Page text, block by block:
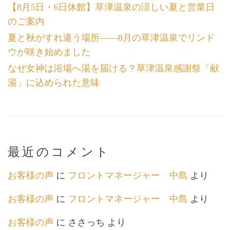
【8月5日・6日休館】草津温泉の涼しい夏と営業日
のご案内
夏と秋がすれ違う場所――8月の草津温泉でリンド
ウが咲き始めました
なぜ女神は浴場へ湯を届ける？草津温泉感謝祭「献
湯」に込められた意味
最近のコメント
お客様の声 に フロントマネージャー 中島 より
お客様の声 に フロントマネージャー 中島 より
お客様の声 に ささっち より